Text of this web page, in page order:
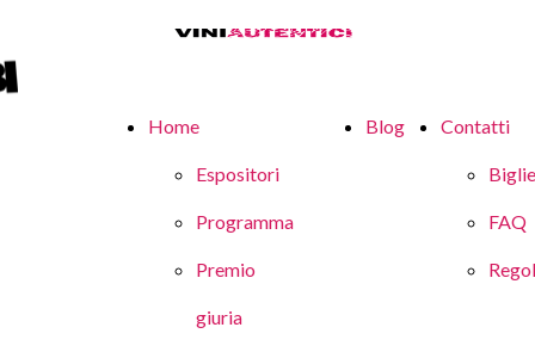
Home
Espositori
Programma
Premio
giuria
Blog Contatti
FAQ